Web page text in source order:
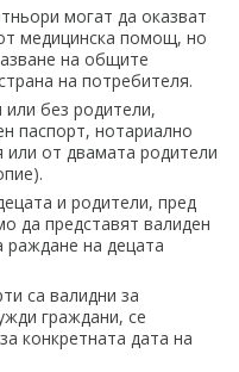
могат да оказват
медицинска помощ, но
на общите
на потребителя.
без родители,
паспорт, нотариално
или от двамата родители
и родители, пред
да представят валиден
раждане на децата
са валидни за
граждани, се
конкретната дата на